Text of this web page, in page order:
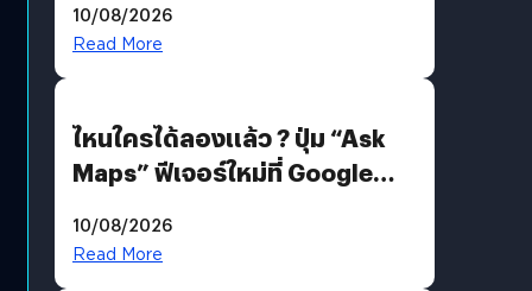
แทน
10/08/2026
Read More
ไหนใครได้ลองแล้ว ? ปุ่ม “Ask
Maps” ฟีเจอร์ใหม่ที่ Google
คุยกับแผนที่ได้แล้ว
10/08/2026
Read More